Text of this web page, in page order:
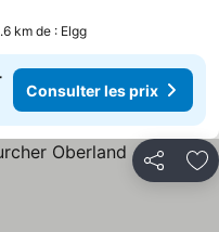
km de : Elgg
Consulter les prix
Partager